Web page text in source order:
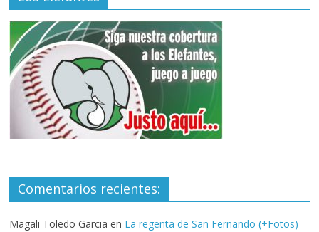
Comentarios recientes:
Magali Toledo Garcia en La regenta de San Fernando (+Fotos)